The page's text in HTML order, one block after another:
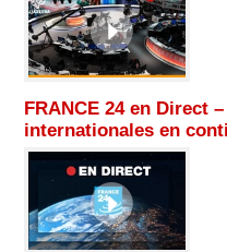
FRANCE 24 en Direct
internationales en